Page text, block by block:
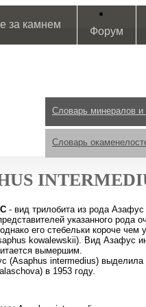
за камнем
Форум
Словарь минералов и
Словарь
- вид трилобита из рода
указанного рода
его стебельки короче чем
kowalewskii). Вид Азафус
вымершим.
(Asaphus intermedius)
в 1953 году.